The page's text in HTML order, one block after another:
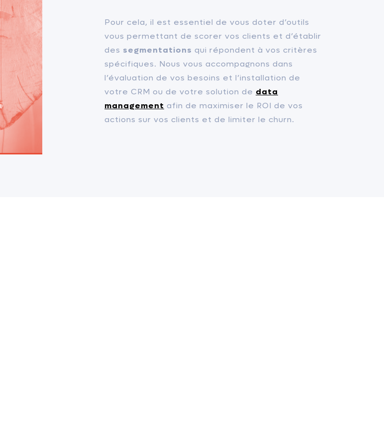
Pour cela, il est essentiel de vous doter d’outils
vous permettant de scorer vos clients et d’établir
des segmentations qui répondent à vos critères
spécifiques. Nous vous accompagnons dans
l’évaluation de vos besoins et l’installation de
votre CRM ou de votre solution de data
management afin de maximiser le ROI de vos
actions sur vos clients et de limiter le churn.